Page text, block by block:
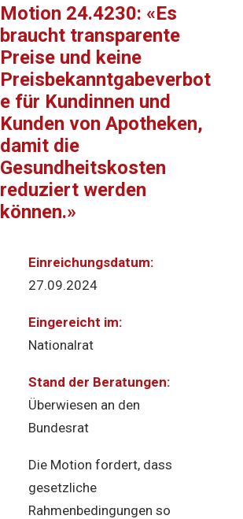
Motion 24.4230: «Es
braucht transparente
Preise und keine
Preisbekanntgabeverbot
e für Kundinnen und
Kunden von Apotheken,
damit die
Gesundheitskosten
reduziert werden
können.»
Einreichungsdatum:
27.09.2024
Eingereicht im:
Nationalrat
Stand der Beratungen:
Überwiesen an den
Bundesrat
Die Motion fordert, dass
gesetzliche
Rahmenbedingungen so